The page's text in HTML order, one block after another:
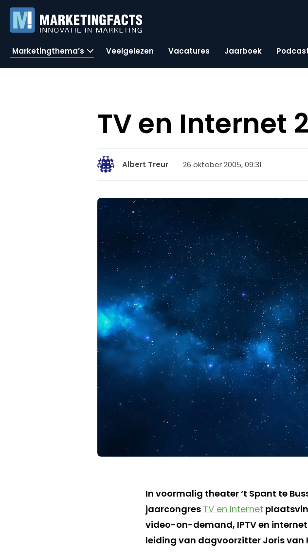
Marketingthema’s Veelgelezen Vacatures Jaarboek
TV en Internet
Albert Treur 26 oktober 2005, 09:31
In voormalig theater ‘t Spant te
jaarcongres TV en Internet
video-on-demand, IPTV en
leiding van dagvoorzitter Joris van